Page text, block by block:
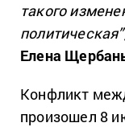
такого
Елена
Конфликт
произошел 8